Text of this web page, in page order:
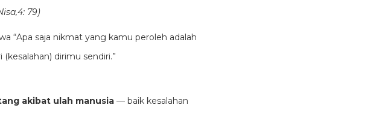
79)
“Apa saja nikmat yang kamu peroleh adalah
dirimu sendiri.”
akibat ulah manusia — baik kesalahan